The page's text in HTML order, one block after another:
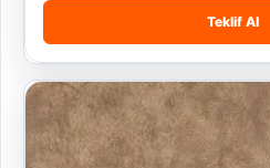
Teklif Al